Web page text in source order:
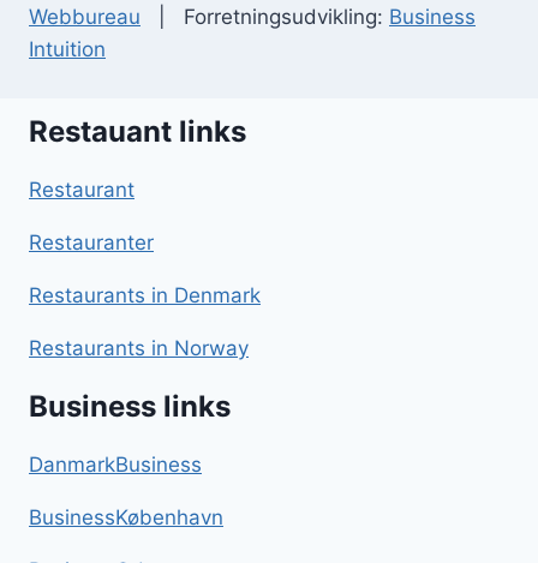
Webbureau | Forretningsudvikling: Business
Intuition
Restauant links
Restaurant
Restauranter
Restaurants in Denmark
Restaurants in Norway
Business links
DanmarkBusiness
BusinessKøbenhavn